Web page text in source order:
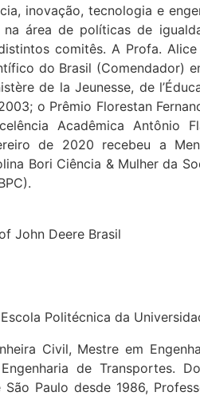
inovação, tecnologia e
área de políticas de
comitês. A Profa.
do Brasil (Comendador)
de la Jeunesse, de
o Prêmio Florestan
Acadêmica Antônio
de 2020 recebeu a
Bori Ciência & Mulher da
John Deere Brasil
Politécnica da
Civil, Mestre em
de Transportes.
Paulo desde 1986,